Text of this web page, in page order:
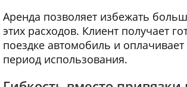
Аренда позволяет избежать
этих расходов. Клиент получает
поездке автомобиль и оплачивает
период использования.